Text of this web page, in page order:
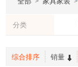
分类
综合排序 销量